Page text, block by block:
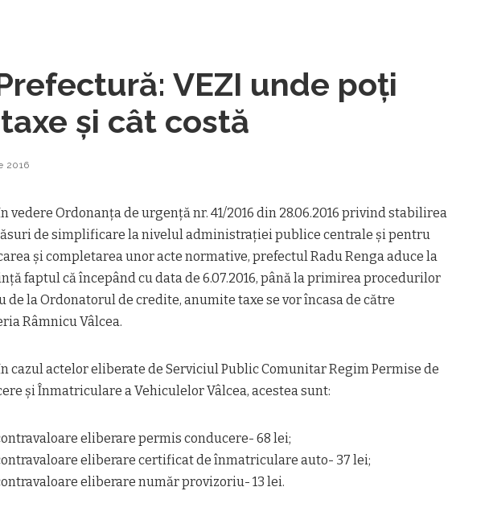
VEZI unde poţi
şi cât costă
2016
vedere Ordonanța de urgență nr. 41/2016 din 28.06.2016 privind stabilirea
de simplificare la nivelul administrației publice centrale și pentru
și completarea unor acte normative, prefectul Radu Renga aduce la
faptul că începând cu data de 6.07.2016, până la primirea procedurilor
de la Ordonatorul de credite, anumite taxe se vor încasa de către
Râmnicu Vâlcea.
cazul actelor eliberate de Serviciul Public Comunitar Regim Permise de
și Înmatriculare a Vehiculelor Vâlcea, acestea sunt:
eliberare permis conducere- 68 lei;
eliberare certificat de înmatriculare auto- 37 lei;
eliberare număr provizoriu- 13 lei.